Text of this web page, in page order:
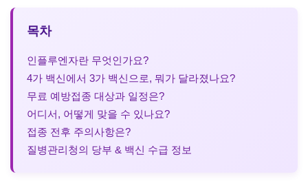
목차
인플루엔자란 무엇인가요?
4가 백신에서 3가 백신으로, 뭐가 달라졌나요?
무료 예방접종 대상과 일정은?
어디서, 어떻게 맞을 수 있나요?
접종 전후 주의사항은?
질병관리청의 당부 & 백신 수급 정보